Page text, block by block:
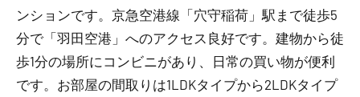
ンションです。京急空港線「穴守稲荷」駅まで徒歩5
分で「羽田空港」へのアクセス良好です。建物から徒
歩1分の場所にコンビニがあり、日常の買い物が便利
です。お部屋の間取りは1LDKタイプから2LDKタイプ